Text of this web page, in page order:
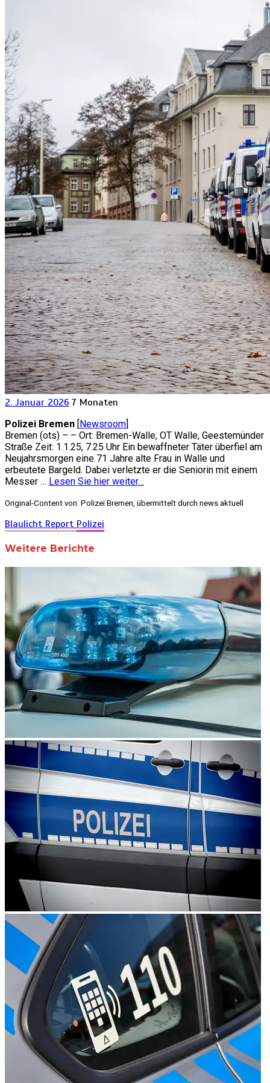
2. Januar 2026 7 Monaten
Polizei Bremen [Newsroom]
Bremen (ots) – – Ort: Bremen-Walle, OT Walle, Geestemünder
Straße Zeit: 1.1.25, 7.25 Uhr Ein bewaffneter Täter überfiel am
Neujahrsmorgen eine 71 Jahre alte Frau in Walle und
erbeutete Bargeld. Dabei verletzte er die Seniorin mit einem
Messer … Lesen Sie hier weiter…
Original-Content von: Polizei Bremen, übermittelt durch news aktuell
Blaulicht Report Polizei
Weitere Berichte